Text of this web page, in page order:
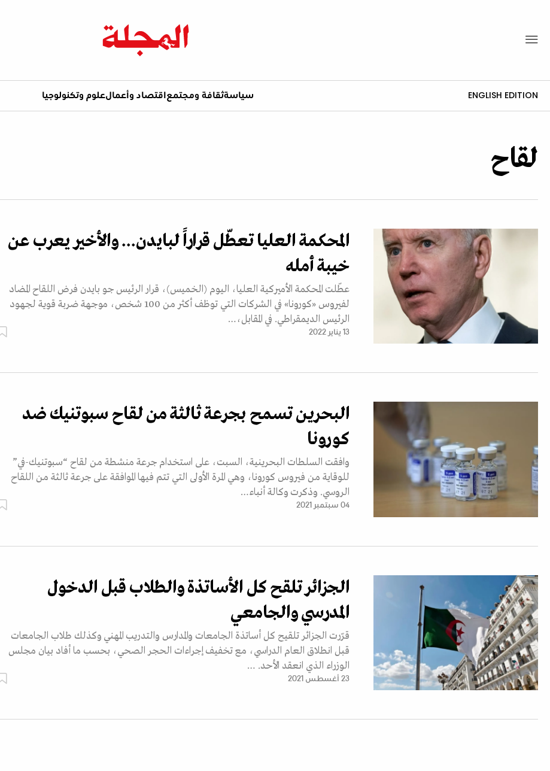
ENGLISH EDITION سياسةثقافة ومجتمع اقتصاد وأعمالعلوم وتكنولوجيا
لقاح
المحكمة العليا تعطّل قراراً لبايدن... والأخير يعرب عن
خيبة أمله
عطّلت المحكمة الأميركية العليا، اليوم (الخميس)، قرار الرئيس جو بايدن فرض اللقاح المضاد
لفيروس «كورونا» في الشركات التي توظف أكثر من 100 شخص، موجهة ضربة قوية لجهود
الرئيس الديمقراطي. في المقابل،…
13 يناير 2022
البحرين تسمح بجرعة ثالثة من لقاح سبوتنيك ضد
كورونا
وافقت السلطات البحرينية، السبت، على استخدام جرعة منشطة من لقاح “سبوتنيك-في”
للوقاية من فيروس كورونا، وهي المرة الأولى التي تتم فيها الموافقة على جرعة ثالثة من اللقاح
الروسي. وذكرت وكالة أنباء…
04 سبتمبر 2021
الجزائر تلقح كل الأساتذة والطلاب قبل الدخول
المدرسي والجامعي
قرّرت الجزائر تلقيح كل أساتذة الجامعات والمدارس والتدريب المهني وكذلك طلاب الجامعات
قبل انطلاق العام الدراسي، مع تخفيف إجراءات الحجر الصحي، بحسب ما أفاد بيان مجلس
الوزراء الذي انعقد الأحد. …
23 أغسطس 2021